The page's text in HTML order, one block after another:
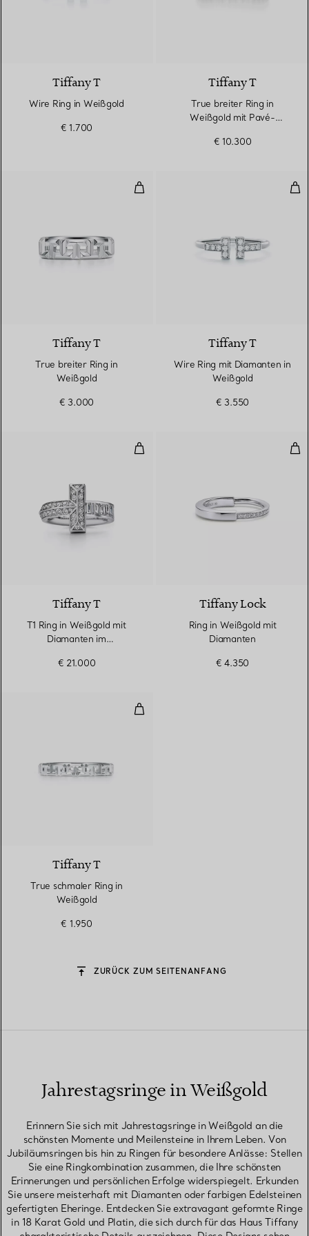
Tiffany T
Wire Ring in Weißgold
€ 1.700
Tiffany T
True breiter Ring in
Weißgold mit Pavé-
€ 10.300
True breiter Ring in Weißgold
Tiffany T
True breiter Ring in
Weißgold
€ 3.000
Tiffany T
Wire Ring mit Diamanten in
Weißgold
€ 3.550
T1 Ring in Weißgold mit
Tiffany T
T1 Ring in Weißgold mit
Diamanten im
Diamanten
€ 21.000
Tiffany Lock
Ring in Weißgold mit
Diamanten
€ 4.350
True schmaler Ring in Weißgold
Tiffany T
True schmaler Ring in
Weißgold
€ 1.950
ZURÜCK ZUM SEITENANFANG
Jahrestagsringe in Weißgold
Erinnern Sie sich mit Jahrestagsringe in Weißgold an die
schönsten Momente und Meilensteine in Ihrem Leben. Von
Jubiläumsringen bis hin zu Ringen für besondere Anlässe: Stellen
Sie eine Ringkombination zusammen, die Ihre schönsten
Erinnerungen und persönlichen Erfolge widerspiegelt. Erkunden
Sie unsere meisterhaft mit Diamanten oder farbigen Edelsteinen
gefertigten Eheringe. Entdecken Sie extravagant geformte Ringe
in 18 Karat Gold und Platin, die sich durch für das Haus Tiffany